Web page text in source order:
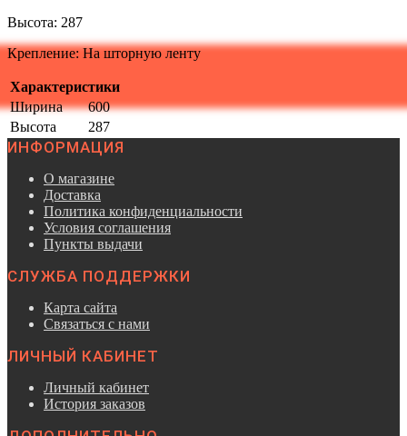
Высота: 287
Крепление: На шторную ленту
Характеристики
Ширина
600
Высота
287
ИНФОРМАЦИЯ
О магазине
Доставка
Политика конфиденциальности
Условия соглашения
Пункты выдачи
СЛУЖБА ПОДДЕРЖКИ
Карта сайта
Связаться с нами
ЛИЧНЫЙ КАБИНЕТ
Личный кабинет
История заказов